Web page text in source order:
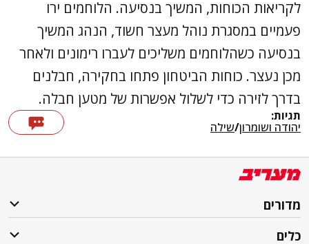
לקריאות הכוחות, המשיך בנסיעה. הלוחמים ירו
פעמיים במסגרת נוהל מעצר חשוד, הנהג המשיך
בנסיעה כשהלוחמים משליכים לעברו רימונים ולאחר
מכן נעצר. כוחות הביטחון פתחו בחקירה, חבלנים
בדרך לזירה כדי לשלול אפשרות של מטען חבלה.
תגיות:
יהודה ושומרון/שילה
מדורים
כלים